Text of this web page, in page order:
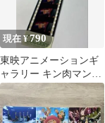
現在 ¥790
東映アニメーションギ
ャラリー キン肉マンII
世テリー・ザ・キッド
フィルムしおり